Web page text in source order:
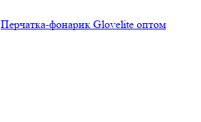
Перчатка-фонарик Glovelite оптом